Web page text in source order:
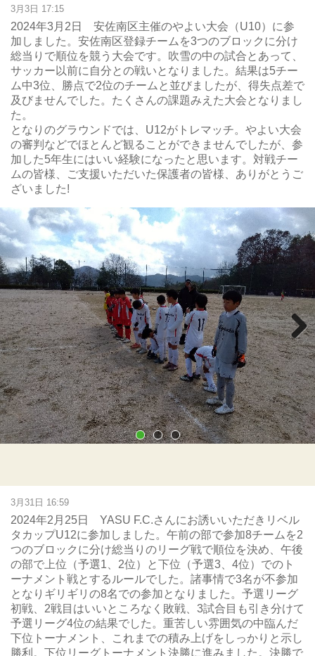
3月3日 17:15
2024年3月2日 安佐南区主催のやよい大会（U10）に参
加しました。安佐南区登録チームを3つのブロックに分け
総当りで順位を競う大会です。吹雪の中の試合とあって、
サッカー以前に自分との戦いとなりました。結果は5チー
ム中3位、勝点で2位のチームと並びましたが、得失点差で
及びませんでした。たくさんの課題みえた大会となりまし
た。
となりのグラウンドでは、U12がトレマッチ。やよい大会
の審判などでほとんど観ることができませんでしたが、参
加した5年生にはいい経験になったと思います。対戦チー
ムの皆様、ご支援いただいた保護者の皆様、ありがとうご
ざいました!
Next
3月31日 16:59
2024年2月25日 YASU F.C.さんにお誘いいただきリベル
タカップU12に参加しました。午前の部で参加8チームを2
つのブロックに分け総当りのリーグ戦で順位を決め、午後
の部で上位（予選1、2位）と下位（予選3、4位）でのト
ーナメント戦とするルールでした。諸事情で3名が不参加
となりギリギリの8名での参加となりました。予選リーグ
初戦、2戦目はいいところなく敗戦、3試合目も引き分けて
予選リーグ4位の結果でした。重苦しい雰囲気の中臨んだ
下位トーナメント、これまでの積み上げをしっかりと示し
勝利。下位リーグトーナメント決勝に進みました。決勝で